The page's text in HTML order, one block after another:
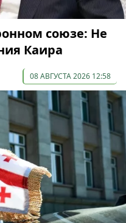
союзе: Не
Каира
08 АВГУСТА 2026 12:58